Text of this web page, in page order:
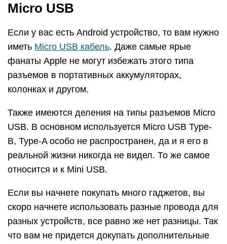
Micro USB
Если у вас есть Android устройство, то вам нужно
иметь Micro USB кабель. Даже самые ярые
фанаты Apple не могут избежать этого типа
разъемов в портативных аккумуляторах,
колонках и другом.
Также имеются деления на типы разъемов Micro
USB. В основном используется Micro USB Type-
B, Type-A особо не распространен, да и я его в
реальной жизни никогда не видел. То же самое
относится и к Mini USB.
Если вы начнете покупать много гаджетов, вы
скоро начнете использовать разные провода для
разных устройств, все равно же нет разницы. Так
что вам не придется докупать дополнительные